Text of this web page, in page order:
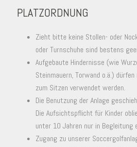
PLATZORDNUNG
Zieht bitte keine Stollen- oder
oder Turnschuhe sind bestens
Aufgebaute Hindernisse (wie
Steinmauern, Torwand o.ä.) dürfen
zum Sitzen verwendet werden.
Die Benutzung der Anlage
Die Aufsichtspflicht für Kinder
unter 10 Jahren nur in Begleitung
Zugang zu unserer